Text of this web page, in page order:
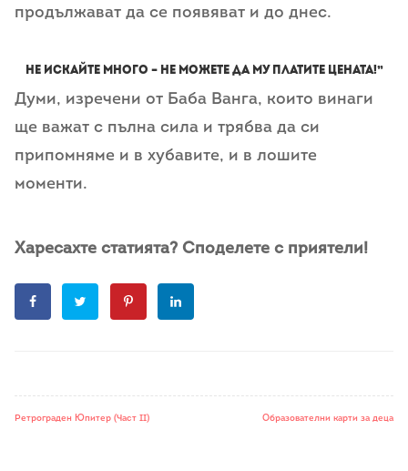
продължават да се появяват и до днес.
Не искайте много – не можете да му платите цената!”
Думи, изречени от Баба Ванга, които винаги
ще важат с пълна сила и трябва да си
припомняме и в хубавите, и в лошите
моменти.
Харесахте статията? Споделете с приятели!
Ретрограден Юпитер (Част II) Образователни карти за деца